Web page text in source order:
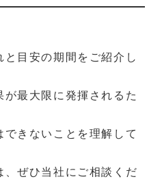
目安の期間をご紹介し
最大限に発揮されるた
きないことを理解して
ぜひ当社にご相談くだ